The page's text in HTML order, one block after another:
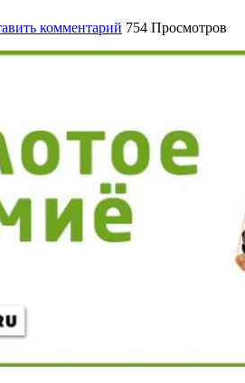
комментарий 754 Просмотров